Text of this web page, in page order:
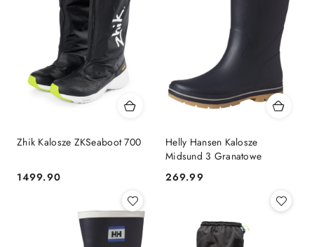
Zhik Kalosze ZKSeaboot 700
Cena:
1499.90
Helly Hansen Kalosze
Midsund 3 Granatowe
Cena:
269.99